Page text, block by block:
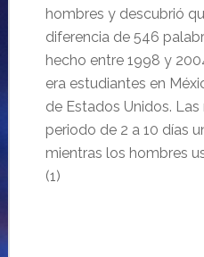
hombres y descubrió
diferencia de 546
hecho entre 1998 y
era estudiantes en
de Estados Unidos.
periodo de 2 a 10 días
mientras los hombres
(1)